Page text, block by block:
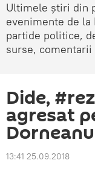
Ultimele știri din
evenimente de la
partide politice,
surse, comentarii
Dide,
agresat
13:41 25.09.2018